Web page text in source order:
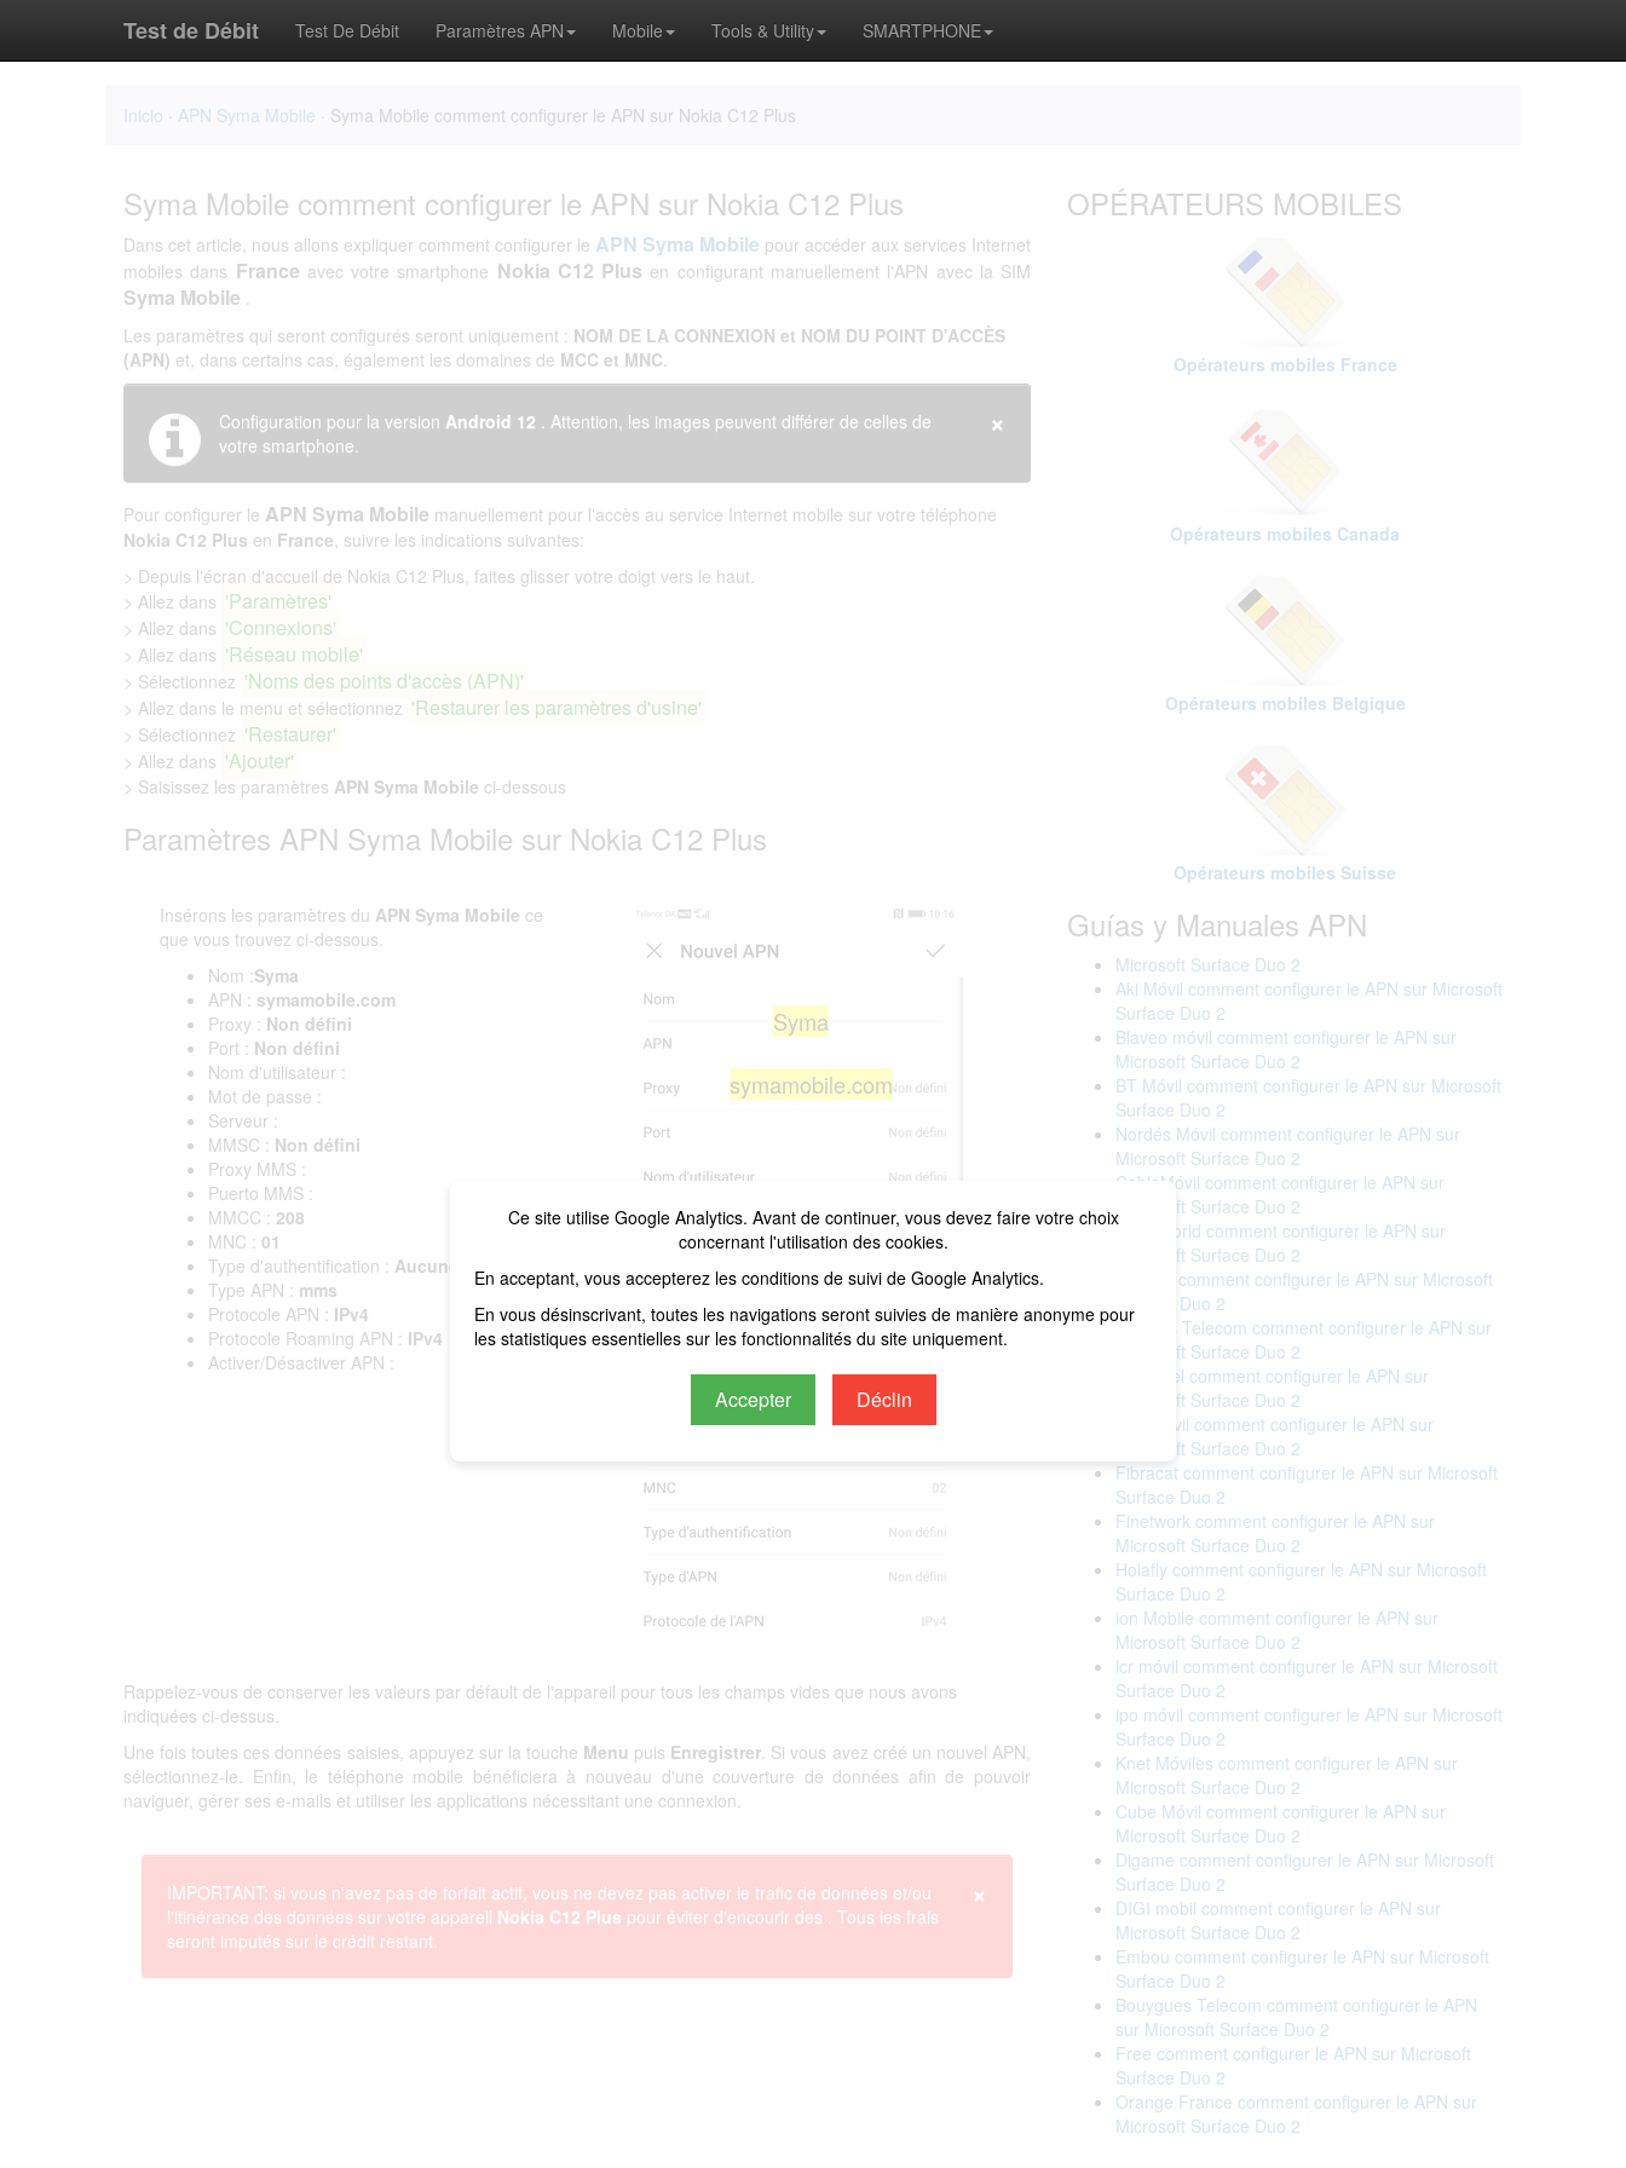
Ce site utilise Google Analytics. Avant de continuer, vous devez faire votre choix
concernant l'utilisation des cookies.
En acceptant, vous accepterez les conditions de suivi de Google Analytics.
En vous désinscrivant, toutes les navigations seront suivies de manière anonyme pour
les statistiques essentielles sur les fonctionnalités du site uniquement.
Accepter Déclin
Test de Débit Test De Débit Paramètres APN Mobile Tools & Utility SMARTPHONE
Inicio APN Syma Mobile · Syma Mobile comment configurer le APN sur Nokia C12 Plus
Syma Mobile comment configurer le APN sur Nokia C12 Plus
Dans cet article, nous allons expliquer comment configurer le APN Syma Mobile pour accéder aux services Internet
mobiles dans France avec votre smartphone Nokia C12 Plus en configurant manuellement l'APN avec la SIM
Syma Mobile .
Les paramètres qui seront configurés seront uniquement : NOM DE LA CONNEXION et NOM DU POINT D'ACCÈS
(APN) et, dans certains cas, également les domaines de MCC et MNC.
×
Configuration pour la version Android 12 . Attention, les images peuvent différer de celles de
votre smartphone.
Pour configurer le APN Syma Mobile manuellement pour l'accès au service Internet mobile sur votre téléphone
Nokia C12 Plus en France, suivre les indications suivantes:
> Depuis l'écran d'accueil de Nokia C12 Plus, faites glisser votre doigt vers le haut.
> Allez dans 'Paramètres'
> Allez dans 'Connexions'
> Allez dans 'Réseau mobile'
> Sélectionnez 'Noms des points d'accès (APN)'
> Allez dans le menu et sélectionnez 'Restaurer les paramètres d'usine'
> Sélectionnez 'Restaurer'
> Allez dans 'Ajouter'
> Saisissez les paramètres APN Syma Mobile ci-dessous
Paramètres APN Syma Mobile sur Nokia C12 Plus
Insérons les paramètres du APN Syma Mobile ce
que vous trouvez ci-dessous.
Nom :Syma
APN : symamobile.com
Proxy : Non défini
Port : Non défini
Nom d'utilisateur :
Mot de passe :
Serveur :
MMSC : Non défini
Proxy MMS :
Puerto MMS :
MMCC : 208
MNC : 01
Type d'authentification : Aucune
Type APN : mms
Protocole APN : IPv4
Protocole Roaming APN : IPv4
Activer/Désactiver APN :
symamobile.com
Syma
Rappelez-vous de conserver les valeurs par défault de l'appareil pour tous les champs vides que nous avons
indiquées ci-dessus.
Une fois toutes ces données saisies, appuyez sur la touche Menu puis Enregistrer. Si vous avez créé un nouvel APN,
sélectionnez-le. Enfin, le téléphone mobile bénéficiera à nouveau d'une couverture de données afin de pouvoir
naviguer, gérer ses e-mails et utiliser les applications nécessitant une connexion.
×
IMPORTANT: si vous n'avez pas de forfait actif, vous ne devez pas activer le trafic de données et/ou
l'itinérance des données sur votre appareil Nokia C12 Plus pour éviter d'encourir des . Tous les frais
seront imputés sur le crédit restant.
OPÉRATEURS MOBILES
Opérateurs mobiles France
Opérateurs mobiles Canada
Opérateurs mobiles Belgique
Opérateurs mobiles Suisse
Guías y Manuales APN
Microsoft Surface Duo 2
Aki Móvil comment configurer le APN sur Microsoft
Surface Duo 2
Blaveo móvil comment configurer le APN sur
Microsoft Surface Duo 2
BT Móvil comment configurer le APN sur Microsoft
Surface Duo 2
Nordés Móvil comment configurer le APN sur
Microsoft Surface Duo 2
CableMóvil comment configurer le APN sur
Microsoft Surface Duo 2
Cableworld comment configurer le APN sur
Microsoft Surface Duo 2
Cellhire comment configurer le APN sur Microsoft
Surface Duo 2
Correos Telecom comment configurer le APN sur
Microsoft Surface Duo 2
Euskaltel comment configurer le APN sur
Microsoft Surface Duo 2
Eva Móvil comment configurer le APN sur
Microsoft Surface Duo 2
Fibracat comment configurer le APN sur Microsoft
Surface Duo 2
Finetwork comment configurer le APN sur
Microsoft Surface Duo 2
Holafly comment configurer le APN sur Microsoft
Surface Duo 2
ion Mobile comment configurer le APN sur
Microsoft Surface Duo 2
lcr móvil comment configurer le APN sur Microsoft
Surface Duo 2
ipo móvil comment configurer le APN sur Microsoft
Surface Duo 2
Knet Móviles comment configurer le APN sur
Microsoft Surface Duo 2
Cube Móvil comment configurer le APN sur
Microsoft Surface Duo 2
Digame comment configurer le APN sur Microsoft
Surface Duo 2
DIGI mobil comment configurer le APN sur
Microsoft Surface Duo 2
Embou comment configurer le APN sur Microsoft
Surface Duo 2
Bouygues Telecom comment configurer le APN
sur Microsoft Surface Duo 2
Free comment configurer le APN sur Microsoft
Surface Duo 2
Orange France comment configurer le APN sur
Microsoft Surface Duo 2